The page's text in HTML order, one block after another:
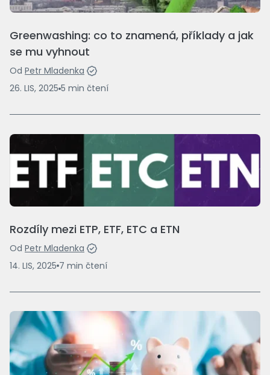
Greenwashing: co to znamená, příklady a jak
se mu vyhnout
Od Petr Mladenka
26. LIS, 2025 5 min čtení
Rozdíly mezi ETP, ETF, ETC a ETN
Od Petr Mladenka
14. LIS, 2025 7 min čtení